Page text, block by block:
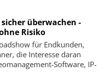
überwachen -
Risiko
für Endkunden,
die Interesse daran
Software, IP-